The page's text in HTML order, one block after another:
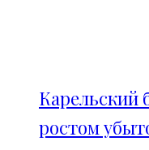
Карельский
ростом